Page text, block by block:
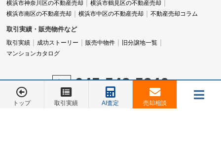
横浜市神奈川区の不動産売却
横浜市鶴見区の不動産売却
横浜市南区の不動産売却
横浜市中区の不動産売却 不動産売却コラム
取引実績・販売物件など
取引実績 成功ストーリー 販売中物件
旧分譲地一覧
マンションカタログ
045-548-5246
営業時間：9:00～18:00
定休日：水曜日
トップ 取引実績 AI査定
売却相談